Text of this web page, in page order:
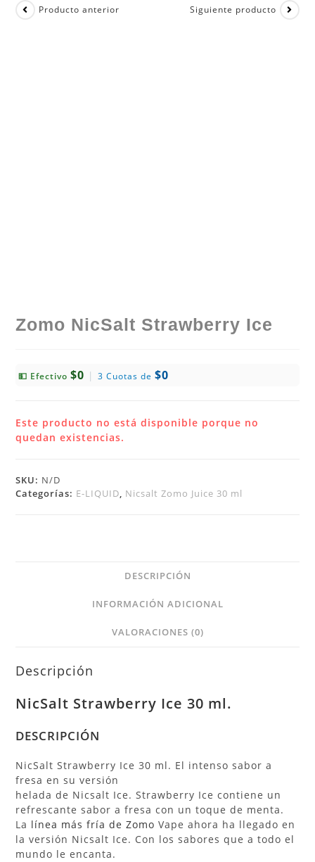
Producto anterior Siguiente producto
Zomo NicSalt Strawberry Ice
💵 Efectivo$0 | 3 Cuotas de$0
Este producto no está disponible porque no
quedan existencias.
SKU: N/D
Categorías: E-LIQUID, Nicsalt Zomo Juice 30 ml
DESCRIPCIÓN
INFORMACIÓN ADICIONAL
VALORACIONES (0)
Descripción
NicSalt Strawberry Ice 30 ml.
DESCRIPCIÓN
NicSalt Strawberry Ice 30 ml. El intenso sabor a
fresa en su versión
helada de Nicsalt Ice. Strawberry Ice contiene un
refrescante sabor a fresa con un toque de menta.
La línea más fría de Zomo Vape ahora ha llegado en
la versión Nicsalt Ice. Con los sabores que a todo el
mundo le encanta.